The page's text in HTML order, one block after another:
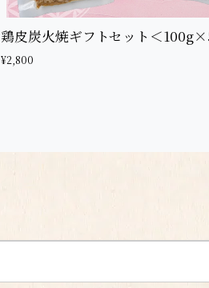
鶏皮炭火焼ギフトセット＜
¥2,800